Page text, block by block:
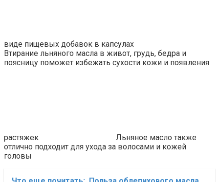
виде пищевых добавок в капсулах
Втирание льняного масла в живот, грудь, бедра и
поясницу поможет избежать сухости кожи и появления
растяжек
Льняное масло также
отлично подходит для ухода за волосами и кожей
головы